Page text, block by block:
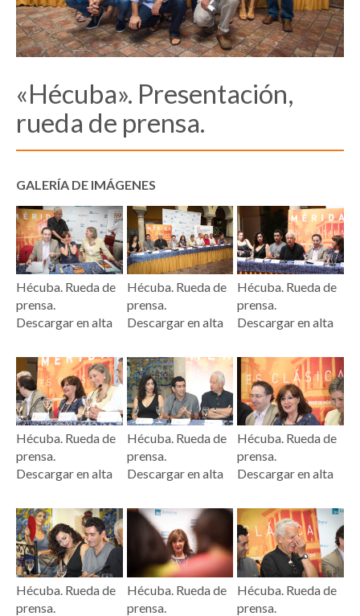
«Hécuba». Presentación,
rueda de prensa.
GALERÍA DE IMÁGENES
Hécuba. Rueda de
prensa.
Descargar en alta
Hécuba. Rueda de
prensa.
Descargar en alta
Hécuba. Rueda de
prensa.
Descargar en alta
Hécuba. Rueda de
prensa.
Descargar en alta
Hécuba. Rueda de
prensa.
Descargar en alta
Hécuba. Rueda de
prensa.
Descargar en alta
Hécuba. Rueda de
prensa.
Hécuba. Rueda de
prensa.
Hécuba. Rueda de
prensa.